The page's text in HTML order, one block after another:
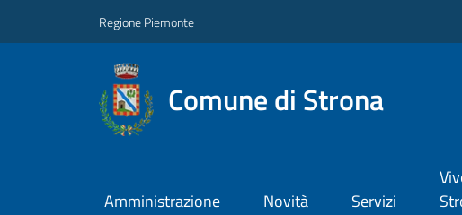
Regione Piemonte
Comune di Strona
Amministrazione Novità Servizi